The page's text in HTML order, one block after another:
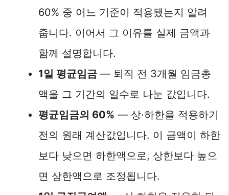
60% 중 어느 기준이 적용됐는지 알려
줍니다. 이어서 그 이유를 실제 금액과
함께 설명합니다.
1일 평균임금 — 퇴직 전 3개월 임금총
액을 그 기간의 일수로 나눈 값입니다.
평균임금의 60% — 상·하한을 적용하기
전의 원래 계산값입니다. 이 금액이 하한
보다 낮으면 하한액으로, 상한보다 높으
면 상한액으로 조정됩니다.